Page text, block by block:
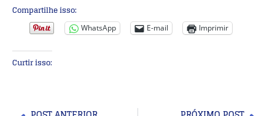
Compartilhe isso:
WhatsApp E-mail Imprimir
Curtir isso: